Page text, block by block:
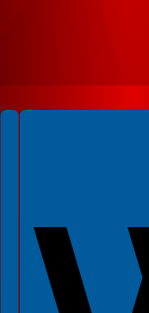
Spełniamy standardy WCAG 2.2
Spełniamy standardy W3C